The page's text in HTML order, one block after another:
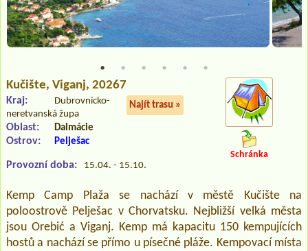
Kučište, Viganj, 20267
Najít trasu »
Kraj:
Dubrovnicko-
neretvanská župa
Oblast: Dalmácie
Ostrov: Pelješac
Provozní doba: 15.04. - 15.10.
Schránka
Kemp Camp Plaža se nachází v městě Kučište na
poloostrově Pelješac v Chorvatsku. Nejbližší velká města
jsou Orebić a Viganj. Kemp má kapacitu 150 kempujících
hostů a nachází se přímo u písečné pláže. Kempovací místa